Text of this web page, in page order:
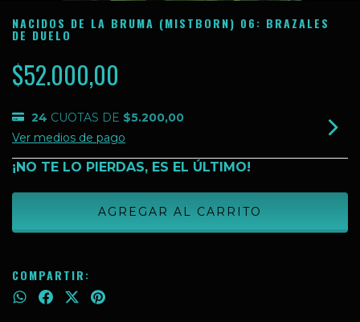
NACIDOS DE LA BRUMA (MISTBORN) 06: BRAZALES
DE DUELO
$52.000,00
24 CUOTAS DE $5.200,00
Ver medios de pago
¡NO TE LO PIERDAS, ES EL ÚLTIMO!
COMPARTIR: